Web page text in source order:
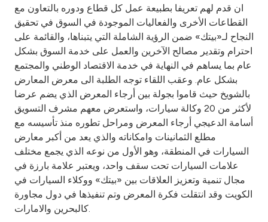
Egypt
UK
Kingdom of Bahrain
ان قدم لهم تعريفا بطبيعة عمل كل قطاع ودوره بالتعاون مع
القطاعات الأخرى والفعاليات الموجودة في السوق في تحقيق
النجاح لـ«بيتك» ضمن الرؤية الشاملة التي يتبناها، والقائمة على
احترام وتقدير مصالح الآخرين والعمل على خدمة السوق بشكل
عام بما يساهم في النهاية في خدمة الاقتصاد الوطني والمجتمع
بشكل عام. وعقب اللقاء توجه الطلبة الى معرض المعارض
بالشويخ حيث قاموا بجولة بين أرجاء المعرض الذي يضم عرضا
لأكثر من 20 وكالة سيارات، واستعرض معهم مشرف التسويق
أسامة الدعيجي أرجاء المعرض ومراحل تطوره منذ تأسيسه مع
مطلع الثمانينات وامكاناته والذي يعد من أكبر معارض
السيارات في المنطقة، وهو الأول من نوعه الذي يجمع مختلف
علامات السيارات تحت سقف واحد، ويعتبر علامة بارزة في
مجال تنمية وتعزيز العلاقات بين «بيتك» ووكلاء السيارات في
الكويت وقد انتقلت فكرة المعرض وتم تنفيذها في دول مجاورة
كالبحرين والامارات.